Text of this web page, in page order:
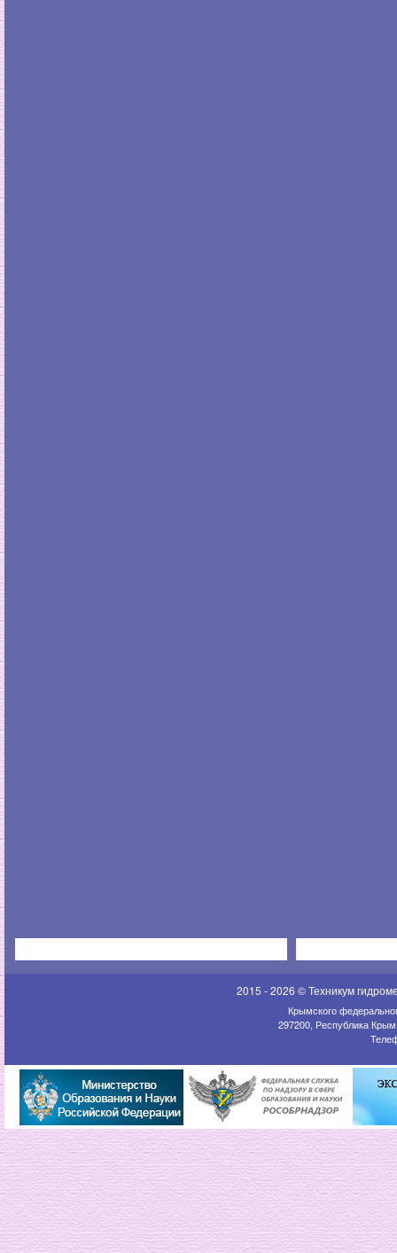
2015 - 2026 © Техникум
Крымского
297200, Республика